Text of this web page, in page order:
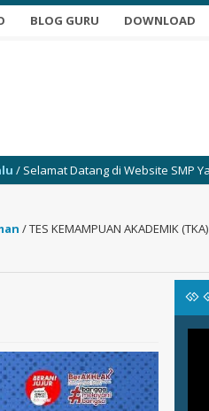
BLOG GURU DOWNLOAD
SMP Yabujah Segeran
/TES KEMAMPUAN AKADEMIK (TKA)